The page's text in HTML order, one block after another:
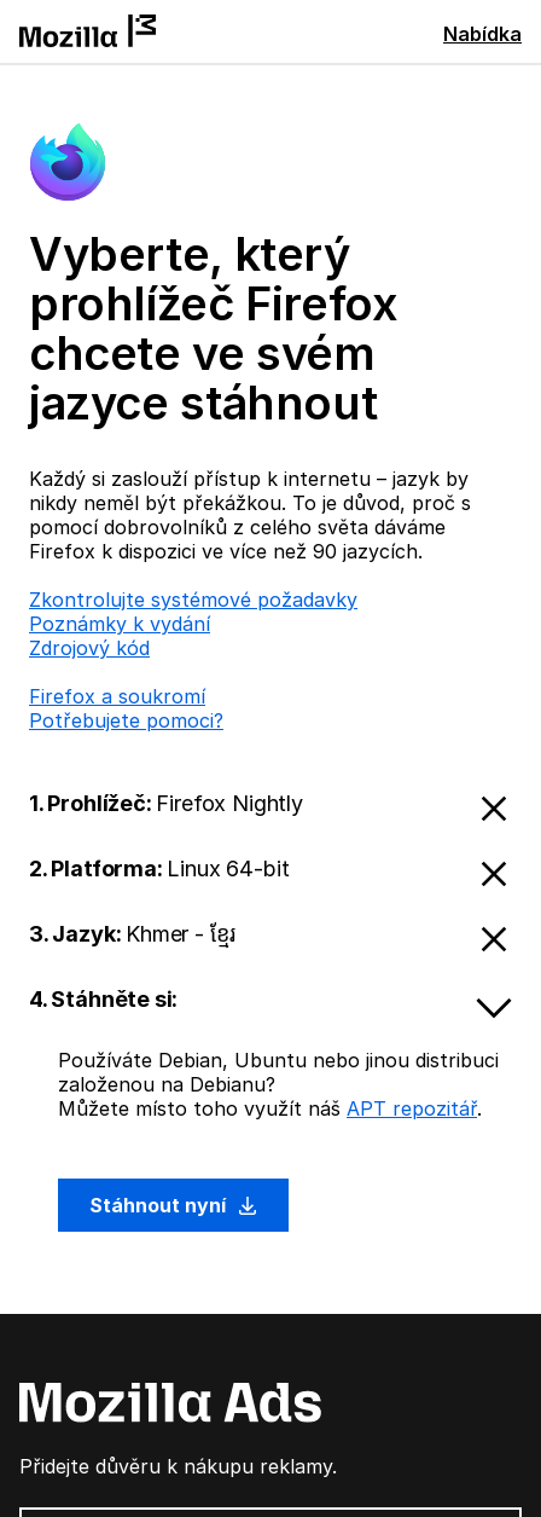
Nabídka
Vyberte, který
prohlížeč Firefox
chcete ve svém
jazyce stáhnout
Každý si zaslouží přístup k internetu – jazyk by
nikdy neměl být překážkou. To je důvod, proč s
pomocí dobrovolníků z celého světa dáváme
Firefox k dispozici ve více než 90 jazycích.
Zkontrolujte systémové požadavky
Poznámky k vydání
Zdrojový kód
Firefox a soukromí
Potřebujete pomoci?
1. Prohlížeč: Firefox Nightly
2. Platforma: Linux 64-bit
3. Jazyk: Khmer - ខ្មែរ
4. Stáhněte si:
Používáte Debian, Ubuntu nebo jinou distribuci
založenou na Debianu?
Můžete místo toho využít náš APT repozitář.
Stáhnout nyní
Přidejte důvěru k nákupu reklamy.